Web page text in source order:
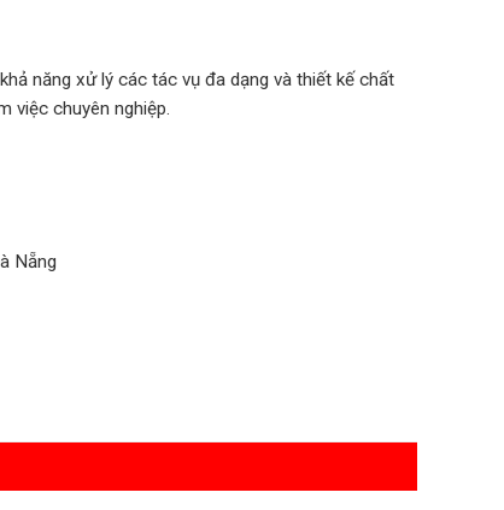
năng xử lý các tác vụ đa dạng và thiết kế chất
chuyên nghiệp.
Nẵng